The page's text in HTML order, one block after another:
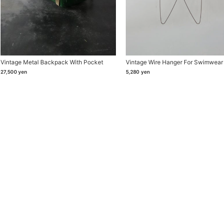
Vintage Metal Backpack With Pocket
27,500 yen
Vintage Wire Hanger For Swimwear
5,280 yen